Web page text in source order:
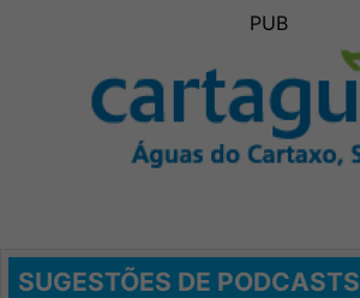
PUB
SUGESTÕES DE PODCASTS